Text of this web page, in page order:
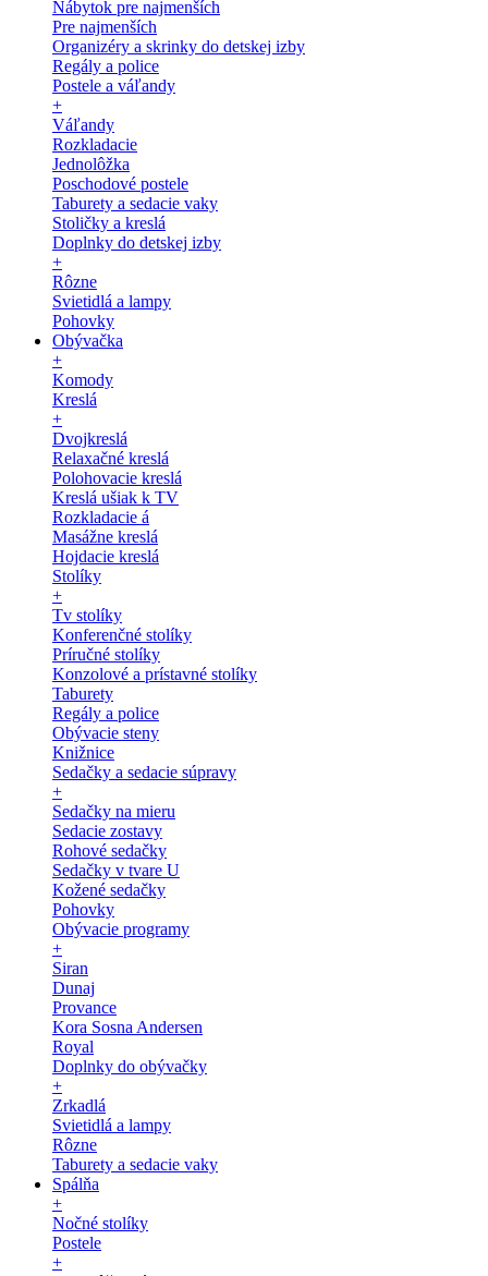
Nábytok pre najmenších
Pre najmenších
Organizéry a skrinky do detskej izby
Regály a police
Postele a váľandy
+
Váľandy
Rozkladacie
Jednolôžka
Poschodové postele
Taburety a sedacie vaky
Stoličky a kreslá
Doplnky do detskej izby
+
Rôzne
Svietidlá a lampy
Pohovky
Obývačka
+
Komody
Kreslá
+
Dvojkreslá
Relaxačné kreslá
Polohovacie kreslá
Kreslá ušiak k TV
Rozkladacie á
Masážne kreslá
Hojdacie kreslá
Stolíky
+
Tv stolíky
Konferenčné stolíky
Príručné stolíky
Konzolové a prístavné stolíky
Taburety
Regály a police
Obývacie steny
Knižnice
Sedačky a sedacie súpravy
+
Sedačky na mieru
Sedacie zostavy
Rohové sedačky
Sedačky v tvare U
Kožené sedačky
Pohovky
Obývacie programy
+
Siran
Dunaj
Provance
Kora Sosna Andersen
Royal
Doplnky do obývačky
+
Zrkadlá
Svietidlá a lampy
Rôzne
Taburety a sedacie vaky
Spálňa
+
Nočné stolíky
Postele
+